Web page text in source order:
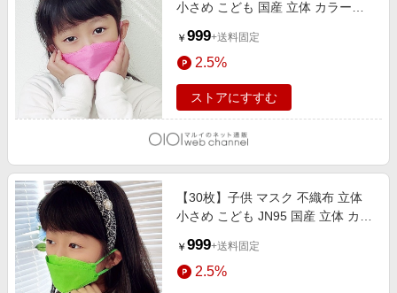
小さめ こども 国産 立体 カラーマ
￥ 999+送料固定
2.5%
ストアにすすむ
【30枚】子供 マスク 不織布 立体
小さめ こども JN95 国産 立体 カラ
￥ 999+送料固定
2.5%